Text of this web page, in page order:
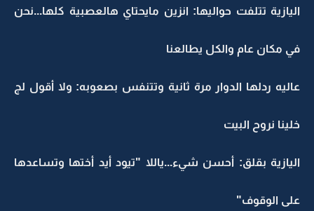
اليازية تتلفت حواليها: انزين مايحتاي هالعصبية كلها...نحن
في مكان عام والكل يطالعنا
عاليه ردلها الدوار مرة ثانية وتتنفس بصعوبه: ولا أقول لج
خلينا نروح البيت
اليازية بقلق: أحسن شيء...ياللا "تيود أيد أختها وتساعدها
على الوقوف"